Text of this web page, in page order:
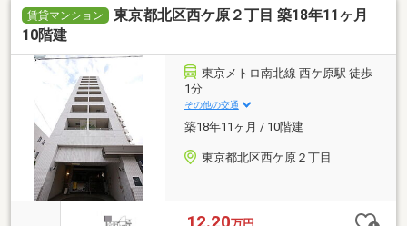
賃貸マンション
東京都北区西ケ原２丁目 築18年11ヶ月
10階建
東京メトロ南北線 西ケ原駅 徒歩
1分
その他の交通
築18年11ヶ月 / 10階建
東京都北区西ケ原２丁目
12.20